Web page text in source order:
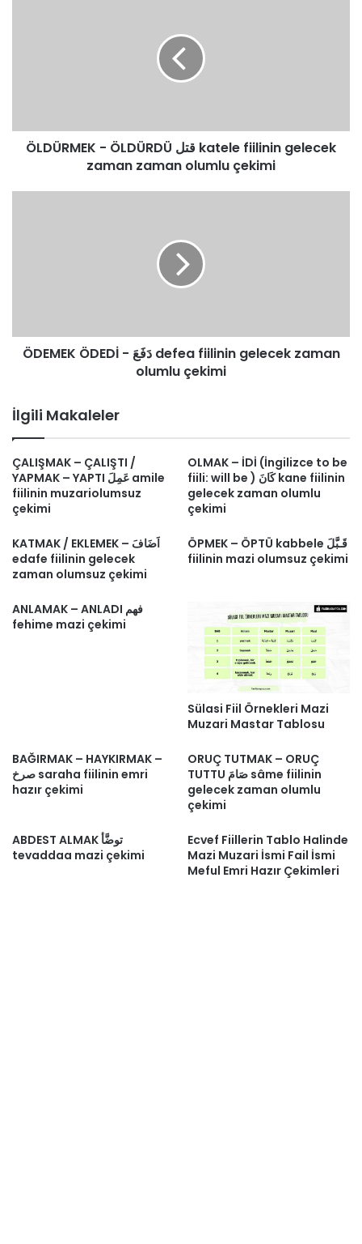
zaman
olumlu
ÖLDÜRMEK - ÖLDÜRDÜ قتل katele fiilinin gelecek
zaman zaman olumlu çekimi
olumlu
çekimi
ÖDEMEK ÖDEDİ - دَفَعَ defea fiilinin gelecek zaman
olumlu çekimi
İlgili Makaleler
ÇALIŞMAK – ÇALIŞTI /
YAPMAK – YAPTI عَمِلَ amile
fiilinin muzariolumsuz
çekimi
OLMAK – İDİ (İngilizce to be
fiili: will be ) كَانَ kane fiilinin
gelecek zaman olumlu
çekimi
KATMAK / EKLEMEK – اَضَافَ
edafe fiilinin gelecek
zaman olumsuz çekimi
ÖPMEK – ÖPTÜ kabbele قَـبَّلَ
fiilinin mazi olumsuz çekimi
ANLAMAK – ANLADI فهم
fehime mazi çekimi
Sülasi Fiil Örnekleri Mazi
Muzari Mastar Tablosu
BAĞIRMAK – HAYKIRMAK –
صرخ saraha fiilinin emri
hazır çekimi
ORUÇ TUTMAK – ORUÇ
TUTTU صَامَ sâme fiilinin
gelecek zaman olumlu
çekimi
ABDEST ALMAK توضَّأ
tevaddaa mazi çekimi
Ecvef Fiillerin Tablo Halinde
Mazi Muzari İsmi Fail İsmi
Meful Emri Hazır Çekimleri